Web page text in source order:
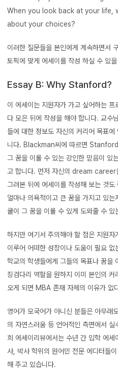
When you look back at your life,
about your choices?
이러한 질문들을 본인에게 계속하면서
토픽에 맞게 에세이를 작성 하실 수 있
Essay B: Why Stanford?
이 에세이는 지원자가 가고 싶어하는
다 모은 뒤에 작성을 해야 합니다. 교수
들에 대한 정보도 자신의 커리어 목표
니다. Blackman씨에 따르면
그 꿈을 이룰 수 있는 강인한 믿음이 있
고 합니다. 먼저 자신의 dream career
그려본 뒤에 에세이를 작성해 보는 것
얼마나 의욕적이고 큰 꿈을 가지고 있
쿨이 그 꿈을 이룰 수 있게 도와줄 수 있
하지만 여기서 주의해야 할 점은 지원
이루어 어떠한 성장이나 도움이 필요
학교의 학생들에게 그들의 목표나 꿈을
징검다리 역할을 원하지 이미 본인의 커
오게 되면 MBA 존재 자체의 이유가 없
영어가 모국어가 아니신 분들은 아무래
의 자연스러움 등 언어적인 측면에서
희 에세이리뷰에서는 수년 간 입학 에
사, 박사 학위의 원어민 전문 에디터들
해 주고 있습니다.